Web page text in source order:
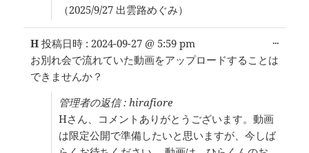
（2025/9/27 出雲路めぐみ）
H投稿日時 : 2024-09-27 @ 5:59 pm
お別れ会で流れていた動画をアップロードすることは
できませんか？
管理者の返信 : hirafiore
Hさん、コメントありがとうございます。動画
は限定公開で準備したいと思いますが、今しば
...こ
メ